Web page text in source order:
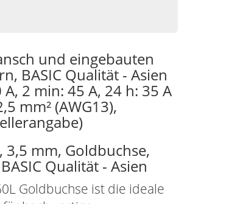
und eingebauten
BASIC Qualität - Asien
A, 2 min: 45 A, 24 h: 35 A
mm² (AWG13),
3,5 mm, Goldbuchse,
Qualität - Asien
Goldbuchse ist die ideale